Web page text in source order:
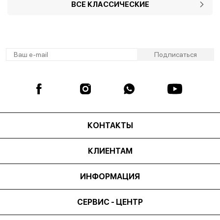
ВСЕ КЛАССИЧЕСКИЕ
КОНТАКТЫ
КЛИЕНТАМ
ИНФОРМАЦИЯ
СЕРВИС - ЦЕНТР